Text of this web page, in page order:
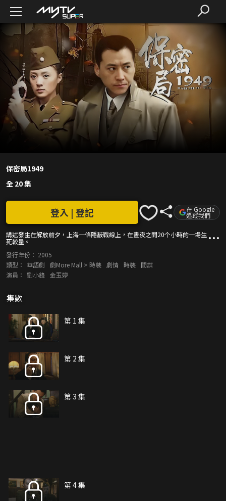
保密局1949
全 20 集
講述發生在解放前夕，上海一條隱蔽戰線上，在晝夜之間20个小時的一場生
死較量。
登入 | 登記 在 Google
追蹤我們
發行年份： 2005
類型： 華語劇 劇More Mall > 時裝 劇情 時裝
間諜
演員： 劉小鋒 金玉婷
集數
第 1 集
第 2 集
第 3 集
第 4 集